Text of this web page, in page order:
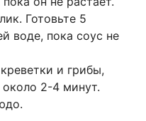
Готовьте 5
воде, пока соус не
и грибы,
около 2-4 минут.